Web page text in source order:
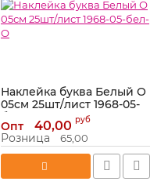
Наклейка буква Белый О
05см 25шт/лист 1968-05-
бел-О
Артикул: 1968-05-бел-О
Опт 40,00 руб
Розница 65,00